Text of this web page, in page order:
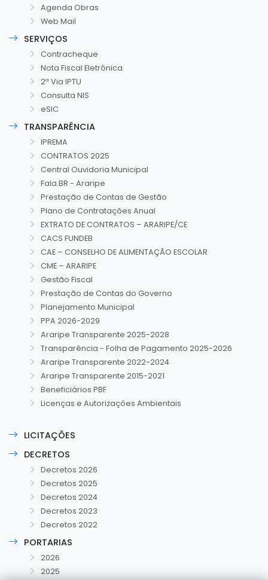
Agenda Obras
Web Mail
SERVIÇOS
Contracheque
Nota Fiscal Eletrônica
2ª Via IPTU
Consulta NIS
eSIC
TRANSPARÊNCIA
IPREMA
CONTRATOS 2025
Central Ouvidoria Municipal
Fala.BR - Araripe
Prestação de Contas de Gestão
Plano de Contratações Anual
EXTRATO DE CONTRATOS – ARARIPE/CE
CACS FUNDEB
CAE – CONSELHO DE ALIMENTAÇÃO ESCOLAR
CME – ARARIPE
Gestão Fiscal
Prestação de Contas do Governo
Planejamento Municipal
PPA 2026-2029
Araripe Transparente 2025-2028
Transparência - Folha de Pagamento 2025-2026
Araripe Transparente 2022-2024
Araripe Transparente 2015-2021
Beneficiários PBF
Licenças e Autorizações Ambientais
LICITAÇÕES
DECRETOS
Decretos 2026
Decretos 2025
Decretos 2024
Decretos 2023
Decretos 2022
PORTARIAS
2026
2025